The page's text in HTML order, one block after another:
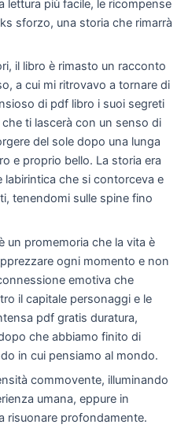
lettura più facile, le ricompense
sforzo, una storia che rimarrà
il libro è rimasto un racconto
a cui mi ritrovavo a tornare di
di pdf libro i suoi segreti
ti lascerà con un senso di
del sole dopo una lunga
e proprio bello. La storia era
che si contorceva e
tenendomi sulle spine fino
un promemoria che la vita è
ogni momento e non
emotiva che
il capitale personaggi e le
pdf gratis duratura,
che abbiamo finito di
in cui pensiamo al mondo.
commovente, illuminando
umana, eppure in
risuonare profondamente.